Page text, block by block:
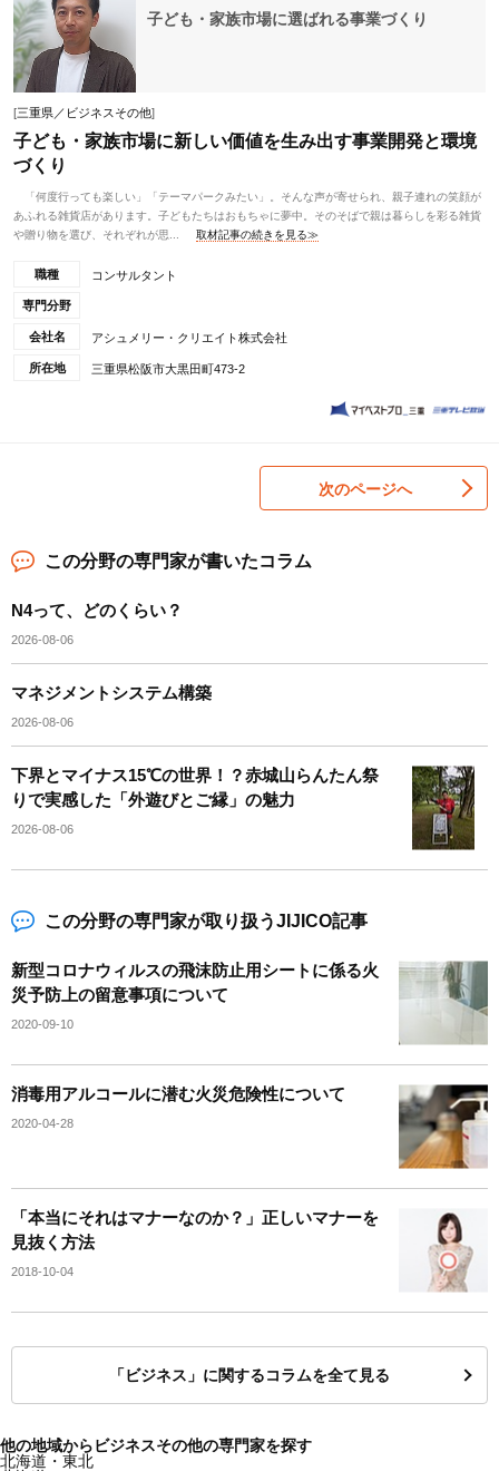
子ども・家族市場に選ばれる事業づくり
[三重県／ビジネスその他]
子ども・家族市場に新しい価値を生み出す事業開発と環境
づくり
「何度行っても楽しい」「テーマパークみたい」。そんな声が寄せられ、親子連れの笑顔が
あふれる雑貨店があります。子どもたちはおもちゃに夢中。そのそばで親は暮らしを彩る雑貨
や贈り物を選び、それぞれが思...
取材記事の続きを見る≫
職種 コンサルタント
専門分野
会社名 アシュメリー・クリエイト株式会社
所在地 三重県松阪市大黒田町473-2
次のページへ
この分野の専門家が書いたコラム
N4って、どのくらい？
2026-08-06
マネジメントシステム構築
2026-08-06
下界とマイナス15℃の世界！？赤城山らんたん祭
りで実感した「外遊びとご縁」の魅力
2026-08-06
この分野の専門家が取り扱うJIJICO記事
新型コロナウィルスの飛沫防止用シートに係る火
災予防上の留意事項について
2020-09-10
消毒用アルコールに潜む火災危険性について
2020-04-28
「本当にそれはマナーなのか？」正しいマナーを
見抜く方法
2018-10-04
「ビジネス」に関するコラムを全て見る
他の地域からビジネスその他の専門家を探す
北海道・東北